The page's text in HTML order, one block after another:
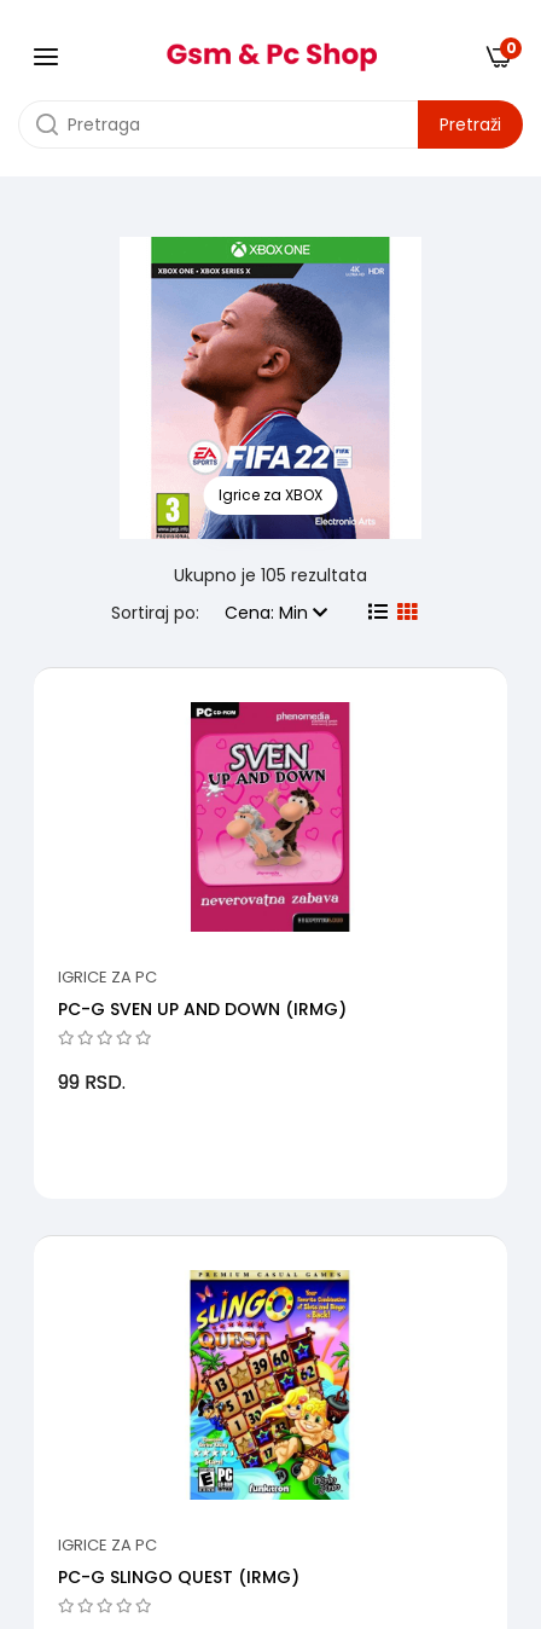
Pretraži
0
Igrice za XBOX
Ukupno je 105 rezultata
Sortiraj po:
Cena: Min
IGRICE ZA PC
PC-G SVEN UP AND DOWN (IRMG)
99 RSD.
IGRICE ZA PC
PC-G SLINGO QUEST (IRMG)